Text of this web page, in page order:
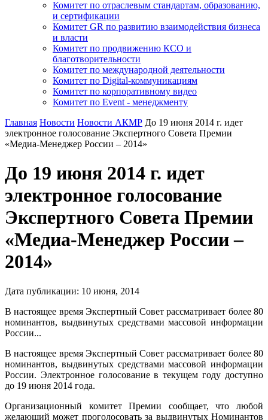
Комитет по отраслевым стандартам, образованию,
и сертификации
Комитет GR по развитию взаимодействия бизнеса
и власти
Комитет по продвижению КСО и
благотворительности
Комитет по международной деятельности
Комитет по Digital-коммуникациям
Комитет по корпоративному видео
Комитет по Event - менеджменту
Главная Новости Новости АКМР До 19 июня 2014 г. идет
электронное голосование Экспертного Совета Премии
«Медиа-Менеджер России – 2014»
До 19 июня 2014 г. идет
электронное голосование
Экспертного Совета Премии
«Медиа-Менеджер России –
2014»
Дата публикации: 10 июня, 2014
В настоящее время Экспертный Совет рассматривает более 80
номинантов, выдвинутых средствами массовой информации
России...
В настоящее время Экспертный Совет рассматривает более 80
номинантов, выдвинутых средствами массовой информации
России. Электронное голосование в текущем году доступно
до 19 июня 2014 года.
Организационный комитет Премии сообщает, что любой
желающий может проголосовать за выдвинутых Номинантов